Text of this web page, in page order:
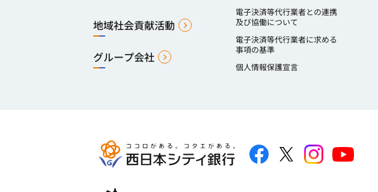
地域社会貢献活動
グループ会社
電子決済等代行業者との連携
及び協働について
電子決済等代行業者に求める
事項の基準
個人情報保護宣言